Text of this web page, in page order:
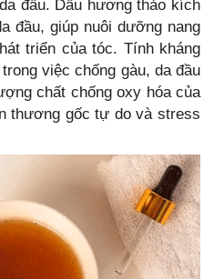
đầu. Dầu hương thảo kích
đầu, giúp nuôi dưỡng nang
triển của tóc. Tính kháng
việc chống gàu, da đầu
chất chống oxy hóa của
thương gốc tự do và stress